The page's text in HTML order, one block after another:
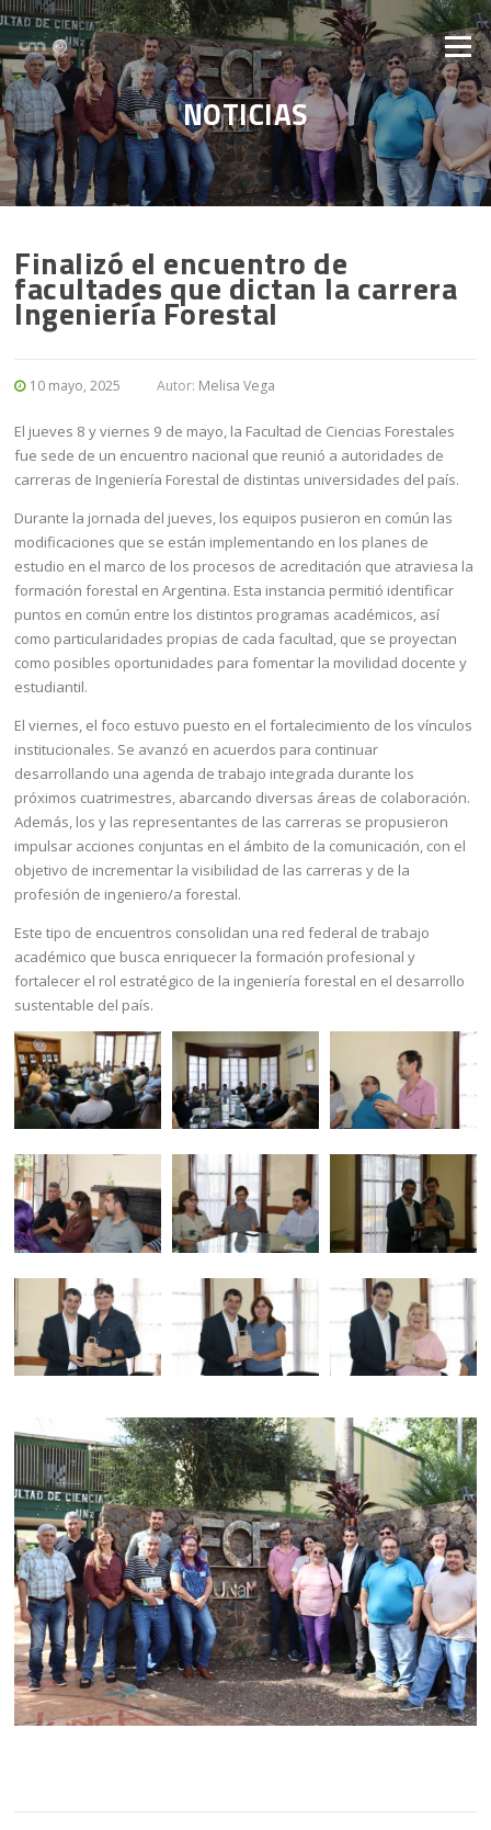
Saltar al contenido
Menú
NOTICIAS
Finalizó el encuentro de
facultades que dictan la carrera
Ingeniería Forestal
10 mayo, 2025 Autor: Melisa Vega
El jueves 8 y viernes 9 de mayo, la Facultad de Ciencias Forestales
fue sede de un encuentro nacional que reunió a autoridades de
carreras de Ingeniería Forestal de distintas universidades del país.
Durante la jornada del jueves, los equipos pusieron en común las
modificaciones que se están implementando en los planes de
estudio en el marco de los procesos de acreditación que atraviesa la
formación forestal en Argentina. Esta instancia permitió identificar
puntos en común entre los distintos programas académicos, así
como particularidades propias de cada facultad, que se proyectan
como posibles oportunidades para fomentar la movilidad docente y
estudiantil.
El viernes, el foco estuvo puesto en el fortalecimiento de los vínculos
institucionales. Se avanzó en acuerdos para continuar
desarrollando una agenda de trabajo integrada durante los
próximos cuatrimestres, abarcando diversas áreas de colaboración.
Además, los y las representantes de las carreras se propusieron
impulsar acciones conjuntas en el ámbito de la comunicación, con el
objetivo de incrementar la visibilidad de las carreras y de la
profesión de ingeniero/a forestal.
Este tipo de encuentros consolidan una red federal de trabajo
académico que busca enriquecer la formación profesional y
fortalecer el rol estratégico de la ingeniería forestal en el desarrollo
sustentable del país.